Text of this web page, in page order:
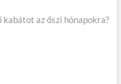
az őszi hónapokra?